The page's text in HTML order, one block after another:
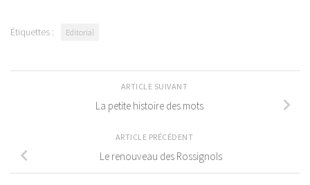
Étiquettes : Editorial
ARTICLE SUIVANT
La petite histoire des mots
ARTICLE PRÉCÉDENT
Le renouveau des Rossignols